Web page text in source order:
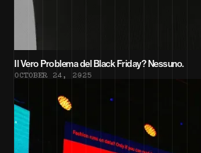
Il Vero Problema del Black Friday? Nessuno.
O CTOBER 24 , 2 0 2 5